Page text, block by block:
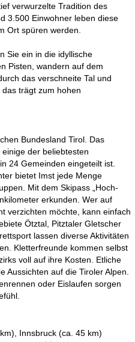
verwurzelte Tradition des
3.500 Einwohner leben diese
Ort spüren werden.
Sie ein in die idyllische
Pisten, wandern auf dem
das verschneite Tal und
trägt zum hohen
Bundesland Tirol. Das
der beliebtesten
24 Gemeinden eingeteilt ist.
bietet Imst jede Menge
Mit dem Skipass „Hoch-
erkunden. Wer auf
verzichten möchte, kann einfach
Ötztal, Pitztaler Gletscher
lassen diverse Aktivitäten
Kletterfreunde kommen selbst
voll auf ihre Kosten. Etliche
Aussichten auf die Tiroler Alpen.
oder Eislaufen sorgen
Innsbruck (ca. 45 km)